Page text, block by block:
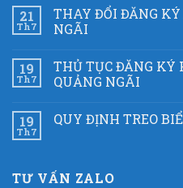
21
Th7
THAY ĐỔI ĐĂNG
NGÃI
19
Th7
THỦ TỤC ĐĂNG KÝ
QUẢNG NGÃI
19
Th7
QUY ĐỊNH TREO
TƯ VẤN ZALO